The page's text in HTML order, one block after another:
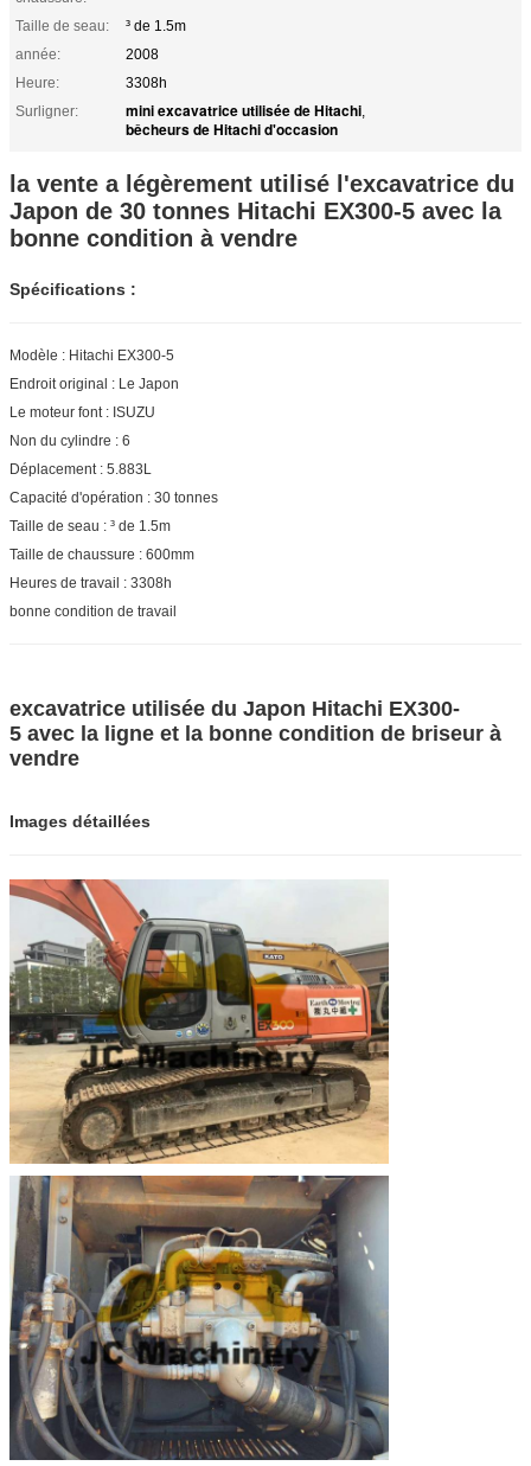
Taille de seau:
³ de 1.5m
année:
2008
Heure:
3308h
Surligner:
mini excavatrice utilisée de Hitachi,
bêcheurs de Hitachi d'occasion
la vente a légèrement utilisé l'excavatrice du
Japon de 30 tonnes Hitachi EX300-5 avec la
bonne condition à vendre
Spécifications :
Modèle : Hitachi EX300-5
Endroit original : Le Japon
Le moteur font : ISUZU
Non du cylindre : 6
Déplacement : 5.883L
Capacité d'opération : 30 tonnes
Taille de seau : ³ de 1.5m
Taille de chaussure : 600mm
Heures de travail : 3308h
bonne condition de travail
excavatrice utilisée du Japon Hitachi EX300-
5 avec la ligne et la bonne condition de briseur à
vendre
Images détaillées